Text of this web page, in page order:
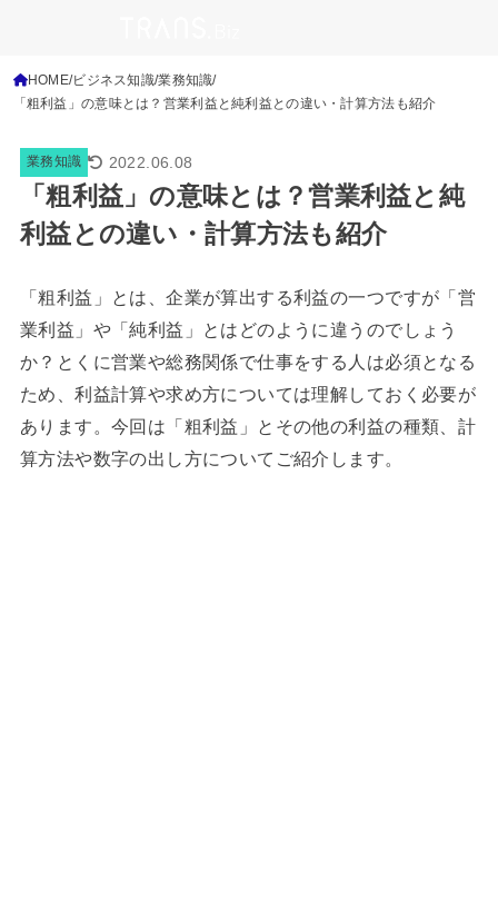
HOME ビジネス知識 業務知識
「粗利益」の意味とは？営業利益と純利益との違い・計算方法も紹介
業務知識 2022.06.08
「粗利益」の意味とは？営業利益と純
利益との違い・計算方法も紹介
「粗利益」とは、企業が算出する利益の一つですが「営
業利益」や「純利益」とはどのように違うのでしょう
か？とくに営業や総務関係で仕事をする人は必須となる
ため、利益計算や求め方については理解しておく必要が
あります。今回は「粗利益」とその他の利益の種類、計
算方法や数字の出し方についてご紹介します。